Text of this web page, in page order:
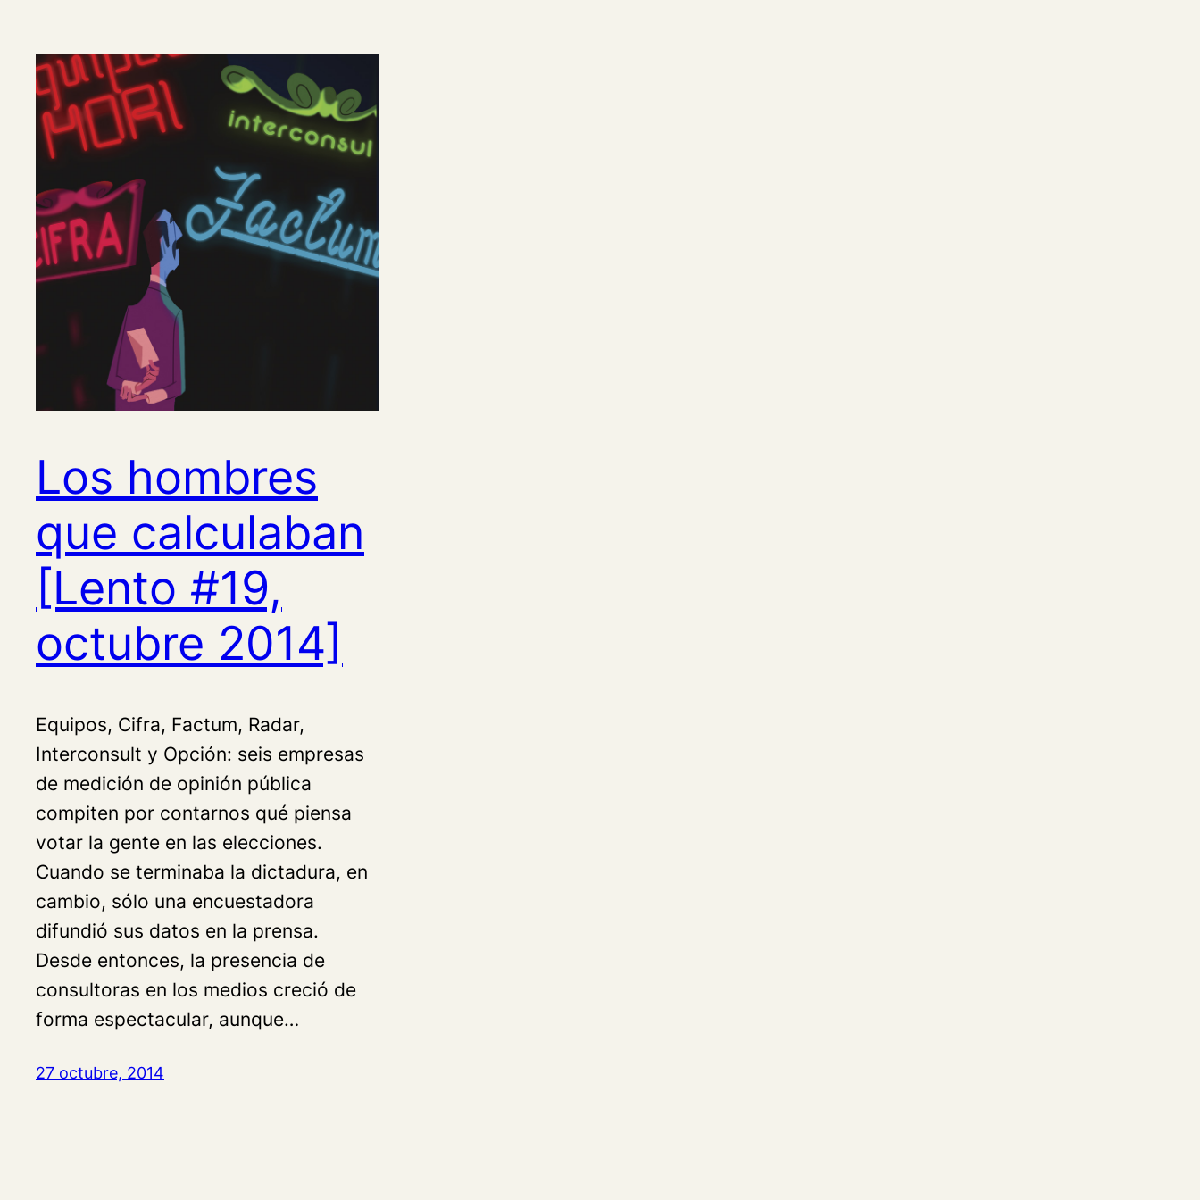
Los hombres
que calculaban
[Lento #19,
octubre 2014]
Equipos, Cifra, Factum, Radar,
Interconsult y Opción: seis empresas
de medición de opinión pública
compiten por contarnos qué piensa
votar la gente en las elecciones.
Cuando se terminaba la dictadura, en
cambio, sólo una encuestadora
difundió sus datos en la prensa.
Desde entonces, la presencia de
consultoras en los medios creció de
forma espectacular, aunque…
27 octubre, 2014